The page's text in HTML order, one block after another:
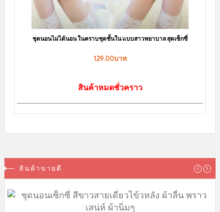
ชุดนอนไม่ได้นอน ในคราบชุดชั้นใน แบบสาวพยาบาล สุดเซ็กซี่
129.00บาท
สินค้าหมดชั่วคราว
สินค้าขายดี